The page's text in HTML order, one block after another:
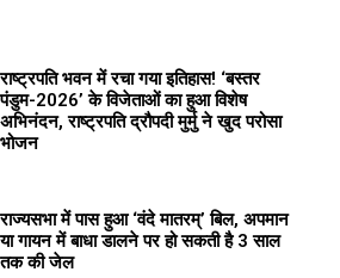
राष्ट्रपति भवन में रचा गया इतिहास! ‘बस्तर
पंडुम-2026’ के विजेताओं का हुआ विशेष
अभिनंदन, राष्ट्रपति द्रौपदी मुर्मु ने खुद परोसा
भोजन
राज्यसभा में पास हुआ ‘वंदे मातरम्’ बिल, अपमान
या गायन में बाधा डालने पर हो सकती है 3 साल
तक की जेल